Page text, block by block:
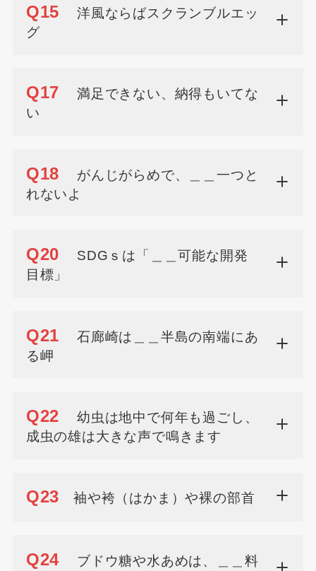
Q15
洋風ならばスクランブルエッ
グ
Q17
満足できない、納得もいてな
い
Q18
がんじがらめで、＿＿一つと
れないよ
Q20
SDGｓは「＿＿可能な開発
目標」
Q21
石廊崎は＿＿半島の南端にあ
る岬
Q22
幼虫は地中で何年も過ごし、
成虫の雄は大きな声で鳴きます
Q23 袖や袴（はかま）や裸の部首
Q24
ブドウ糖や水あめは、＿＿料